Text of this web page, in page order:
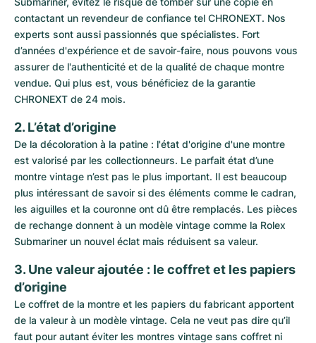
contactant un revendeur de confiance tel CHRONEXT. Nos
experts sont aussi passionnés que spécialistes. Fort
d’années d'expérience et de savoir-faire, nous pouvons vous
assurer de l'authenticité et de la qualité de chaque montre
vendue. Qui plus est, vous bénéficiez de la garantie
CHRONEXT de 24 mois.
2. L’état d’origine
De la décoloration à la patine : l'état d'origine d'une montre
est valorisé par les collectionneurs. Le parfait état d’une
montre vintage n’est pas le plus important. Il est beaucoup
plus intéressant de savoir si des éléments comme le cadran,
les aiguilles et la couronne ont dû être remplacés. Les pièces
de rechange donnent à un modèle vintage comme la Rolex
Submariner un nouvel éclat mais réduisent sa valeur.
3. Une valeur ajoutée : le coffret et les papiers
d’origine
Le coffret de la montre et les papiers du fabricant apportent
de la valeur à un modèle vintage. Cela ne veut pas dire qu’il
faut pour autant éviter les montres vintage sans coffret ni